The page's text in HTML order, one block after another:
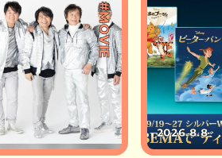
#MOVIE
2026.8.8